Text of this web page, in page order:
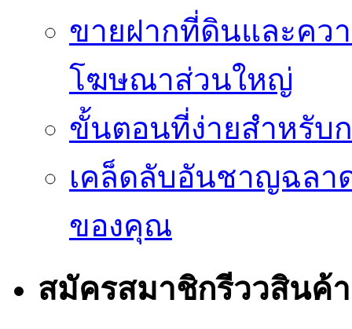
ขายฝากที่ดินและคว
โฆษณาส่วนใหญ่
ขั้นตอนที่ง่ายสำหรับ
เคล็ดลับอันชาญฉลา
ของคุณ
สมัครสมาชิกรีววสินค้า